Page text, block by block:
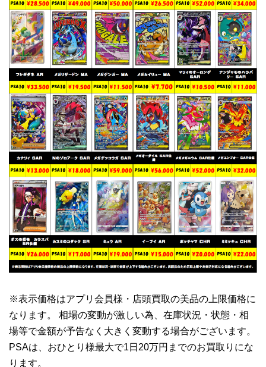
※表示価格はアプリ会員様・店頭買取の美品の上限価格に
なります。 相場の変動が激しい為、在庫状況・状態・相
場等で金額が予告なく大きく変動する場合がございます。
PSAは、おひとり様最大で1日20万円までのお買取りにな
ります。